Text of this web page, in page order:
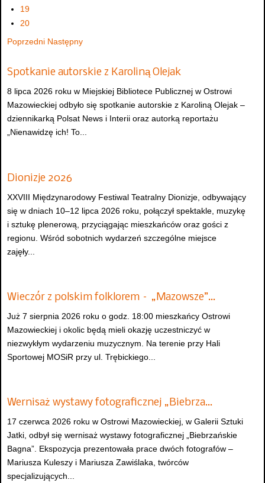
19
20
Poprzedni Następny
Spotkanie autorskie z Karoliną Olejak
8 lipca 2026 roku w Miejskiej Bibliotece Publicznej w Ostrowi
Mazowieckiej odbyło się spotkanie autorskie z Karoliną Olejak –
dziennikarką Polsat News i Interii oraz autorką reportażu
„Nienawidzę ich! To...
Dionizje 2026
XXVIII Międzynarodowy Festiwal Teatralny Dionizje, odbywający
się w dniach 10–12 lipca 2026 roku, połączył spektakle, muzykę
i sztukę plenerową, przyciągając mieszkańców oraz gości z
regionu. Wśród sobotnich wydarzeń szczególne miejsce
zajęły...
Wieczór z polskim folklorem – „Mazowsze”…
Już 7 sierpnia 2026 roku o godz. 18:00 mieszkańcy Ostrowi
Mazowieckiej i okolic będą mieli okazję uczestniczyć w
niezwykłym wydarzeniu muzycznym. Na terenie przy Hali
Sportowej MOSiR przy ul. Trębickiego...
Wernisaż wystawy fotograficznej „Biebrza…
17 czerwca 2026 roku w Ostrowi Mazowieckiej, w Galerii Sztuki
Jatki, odbył się wernisaż wystawy fotograficznej „Biebrzańskie
Bagna”. Ekspozycja prezentowała prace dwóch fotografów –
Mariusza Kuleszy i Mariusza Zawiślaka, twórców
specjalizujących...